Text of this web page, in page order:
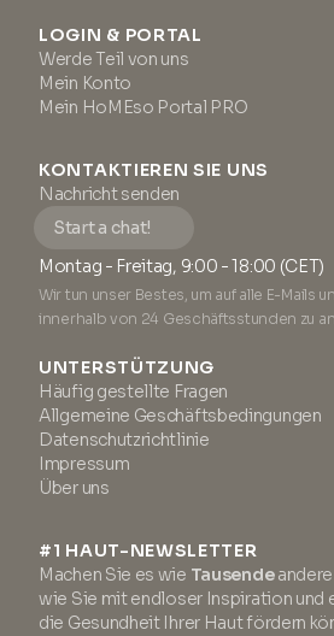
LOGIN & PORTAL
Werde Teil von uns
Mein Konto
Mein HoMEso Portal PRO
KONTAKTIEREN SIE UNS
Nachricht senden
Start a chat!
Montag - Freitag, 9:00 - 18:00 (CET)
Wir tun unser Bestes, um auf alle E-Mails
innerhalb von 24 Geschäftsstunden zu
UNTERSTÜTZUNG
Häufig gestellte Fragen
Allgemeine Geschäftsbedingungen
Datenschutzrichtlinie
Impressum
Über uns
#1 HAUT-NEWSLETTER
Machen Sie es wie Tausendeandere
wie Sie mit endloser Inspiration und
die Gesundheit Ihrer Haut fördern